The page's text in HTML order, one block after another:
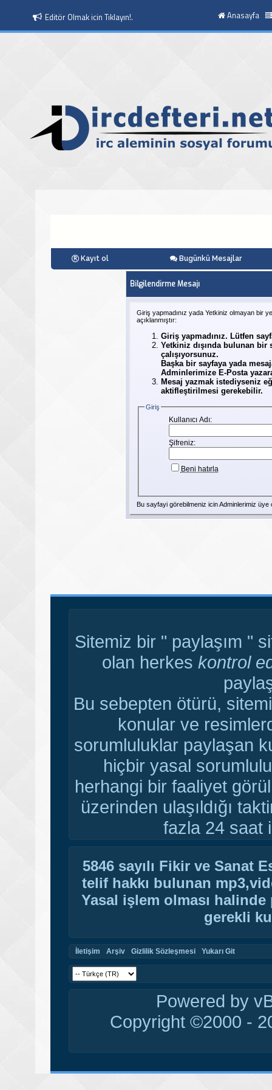
Editör Olmak icin Tıklayın!.
Moderatör Olmak icin Tıklayın!.
Anasayfa
Kayıt ol Bugünkü Mesajlar
Bilgilendirme Mesajı
Giriş yapmadınız yada Yetkiniz olmayan bir
açıklanmıştır:
Giriş yapmadınız. Lütfen
Yetkiniz dışında bulunan bir
çalışıyorsunuz.
Başka bir sayfaya yada
Adminlerimize E-Posta
Mesaj yazmak istediyseniz
aktifleştirilmesi gerekebilir.
Giriş
Kullanıcı Adı:
Şifreniz:
Beni hatırla
Bu sayfayi görebilmeniz icin Adminlerimiz üye
Sitemiz bir " paylaşım "
olan herkes kontrol
Bu sebepten ötürü,
konular ve
sorumluluklar paylaşan
hiçbir yasal
herhangi bir faaliyet
üzerinden ulaşıldığı
fazla 24 saat
5846 sayılı Fikir ve Sanat
telif hakkı bulunan
Yasal işlem olması
gerekli
İletişim Arşiv Gizlilik Sözleşmesi Yukarı Git
Powered by
Copyright ©2000 -